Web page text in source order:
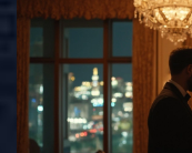
нюансах, а также о
практические советы,
услуги эскорта в